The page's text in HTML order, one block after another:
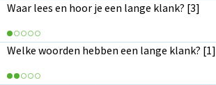
Waar lees en hoor je een lange klank? [3]
Welke woorden hebben een lange klank? [1]